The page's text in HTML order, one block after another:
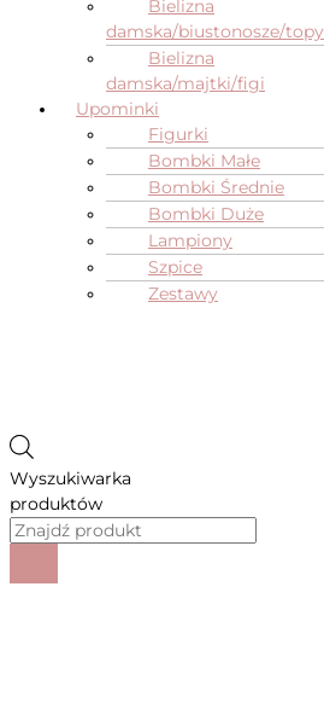
Bielizna
damska/biustonosze/topy
Bielizna
damska/majtki/figi
Upominki
Figurki
Bombki Małe
Bombki Średnie
Bombki Duże
Lampiony
Szpice
Zestawy
Wyszukiwarka
produktów